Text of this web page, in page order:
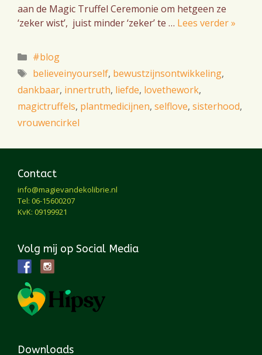
aan de Magic Truffel Ceremonie om hetgeen ze
‘zeker wist’, juist minder ‘zeker’ te … Lees verder »
Categorieën
#blog
Tags
believeinyourself, bewustzijnsontwikkeling,
dankbaar, innertruth, liefde, lovethework,
magictruffels, plantmedicijnen, selflove, sisterhood,
vrouwencirkel
Contact
info@magievandekolibrie.nl
Tel: 06-15600207
KvK: 09199921
Volg mij op Social Media
Downloads